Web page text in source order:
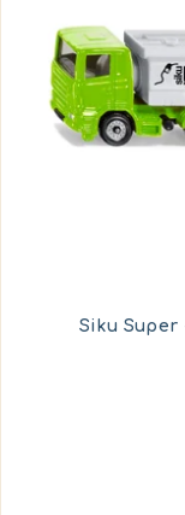
Siku Super